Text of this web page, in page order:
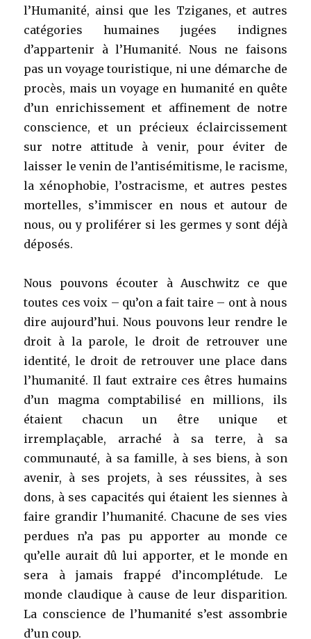
l’Humanité, ainsi que les Tziganes, et autres
catégories humaines jugées indignes
d’appartenir à l’Humanité. Nous ne faisons
pas un voyage touristique, ni une démarche de
procès, mais un voyage en humanité en quête
d’un enrichissement et affinement de notre
conscience, et un précieux éclaircissement
sur notre attitude à venir, pour éviter de
laisser le venin de l’antisémitisme, le racisme,
la xénophobie, l’ostracisme, et autres pestes
mortelles, s’immiscer en nous et autour de
nous, ou y proliférer si les germes y sont déjà
déposés.
Nous pouvons écouter à Auschwitz ce que
toutes ces voix – qu’on a fait taire – ont à nous
dire aujourd’hui. Nous pouvons leur rendre le
droit à la parole, le droit de retrouver une
identité, le droit de retrouver une place dans
l’humanité. Il faut extraire ces êtres humains
d’un magma comptabilisé en millions, ils
étaient chacun un être unique et
irremplaçable, arraché à sa terre, à sa
communauté, à sa famille, à ses biens, à son
avenir, à ses projets, à ses réussites, à ses
dons, à ses capacités qui étaient les siennes à
faire grandir l’humanité. Chacune de ses vies
perdues n’a pas pu apporter au monde ce
qu’elle aurait dû lui apporter, et le monde en
sera à jamais frappé d’incomplétude. Le
monde claudique à cause de leur disparition.
La conscience de l’humanité s’est assombrie
d’un coup.